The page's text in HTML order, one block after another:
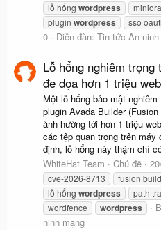
lỗ hổng wordpress
plugin wordpress sso
0
Diễn đàn: Tin tức An ninh
Lỗ hổng nghiêm
đe dọa hơn 1 triệu
Một lỗ hổng bảo mật
plugin Avada Builder
ảnh hưởng tới hơn 1 triệu
các tệp quan trọng trên máy
định, lỗ hổng này thậm chí
WhiteHat Team
Chủ đề
cve-2026-8713
fusion
lỗ hổng wordpress path
wordfence wordpress
ninh mạng